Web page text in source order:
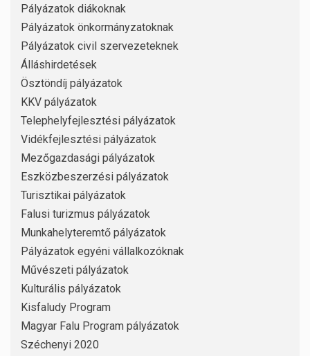
Pályázatok diákoknak
Pályázatok önkormányzatoknak
Pályázatok civil szervezeteknek
Álláshirdetések
Ösztöndíj pályázatok
KKV pályázatok
Telephelyfejlesztési pályázatok
Vidékfejlesztési pályázatok
Mezőgazdasági pályázatok
Eszközbeszerzési pályázatok
Turisztikai pályázatok
Falusi turizmus pályázatok
Munkahelyteremtő pályázatok
Pályázatok egyéni vállalkozóknak
Művészeti pályázatok
Kulturális pályázatok
Kisfaludy Program
Magyar Falu Program pályázatok
Széchenyi 2020